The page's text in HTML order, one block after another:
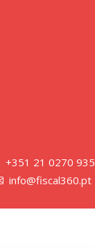
+351 21 0270 935
info@fiscal360.pt